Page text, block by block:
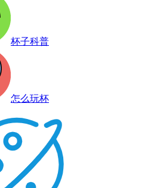
杯子科普
怎么玩杯